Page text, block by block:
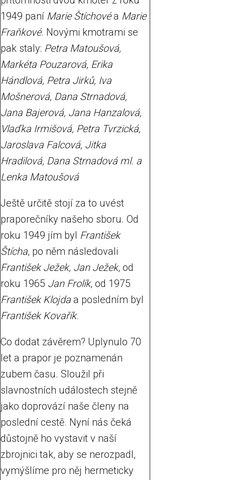
1949 paní Marie Štíchovéa Marie
Fraňkové. Novými kmotrami se
pak staly: Petra Matoušová,
Markéta Pouzarová, Erika
Hándlová, Petra Jirků, Iva
Mošnerová, Dana Strnadová,
Jana Bajerová, Jana Hanzalová,
Vlaďka Irmišová, Petra Tvrzická,
Jaroslava Falcová, Jitka
Hradilová, Dana Strnadová ml. a
Lenka Matoušová
Ještě určitě stojí za to uvést
praporečníky našeho sboru. Od
roku 1949 jím byl František
Štícha, po něm následovali
František Ježek, Jan Ježek, od
roku 1965 Jan Frolík, od 1975
František Klojda a posledním byl
František Kovařík.
Co dodat závěrem? Uplynulo 70
let a prapor je poznamenán
zubem času. Sloužil při
slavnostních událostech stejně
jako doprovází naše členy na
poslední cestě. Nyní nás čeká
důstojně ho vystavit v naší
zbrojnici tak, aby se nerozpadl,
vymýšlíme pro něj hermeticky